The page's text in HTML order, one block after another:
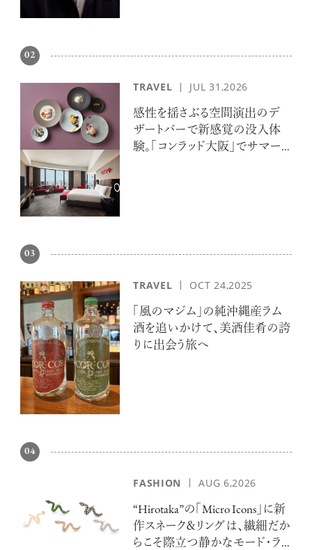
02
TRAVEL JUL 31,2026
感性を揺さぶる空間演出のデ
ザートバーで新感覚の没入体
験。「コンラッド大阪」でサマー
03
TRAVEL OCT 24,2025
「風のマジム」の純沖縄産ラム
酒を追いかけて、美酒佳肴の誇
りに出会う旅へ
04
FASHION AUG 6,2026
“Hirotaka”の「Micro Icons」に新
作スネーク＆リングは、繊細だか
らこそ際立つ静かなモード・ラ